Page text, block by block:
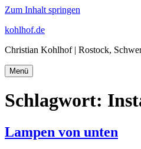
Zum Inhalt springen
kohlhof.de
Christian Kohlhof | Rostock,
Menü
Schlagwort:
Lampen von unten